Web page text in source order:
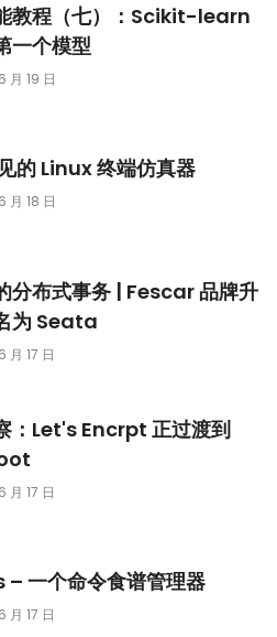
教程（七）：Scikit-learn
一个模型
月 19 日
的 Linux 终端仿真器
月 18 日
分布式事务 | Fescar 品牌升
为 Seata
月 17 日
：Let's Encrpt 正过渡到
月 17 日
– 一个命令食谱管理器
月 17 日